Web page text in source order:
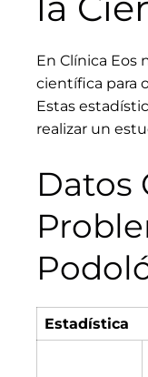
En Clínica Eos
científica para
Estas
realizar un
Datos
Estadística